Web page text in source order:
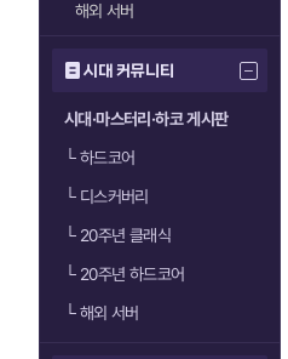
해외 서버
시대 커뮤니티
시대·마스터리·하코 게시판
└하드코어
└디스커버리
└20주년 클래식
└20주년 하드코어
└해외 서버